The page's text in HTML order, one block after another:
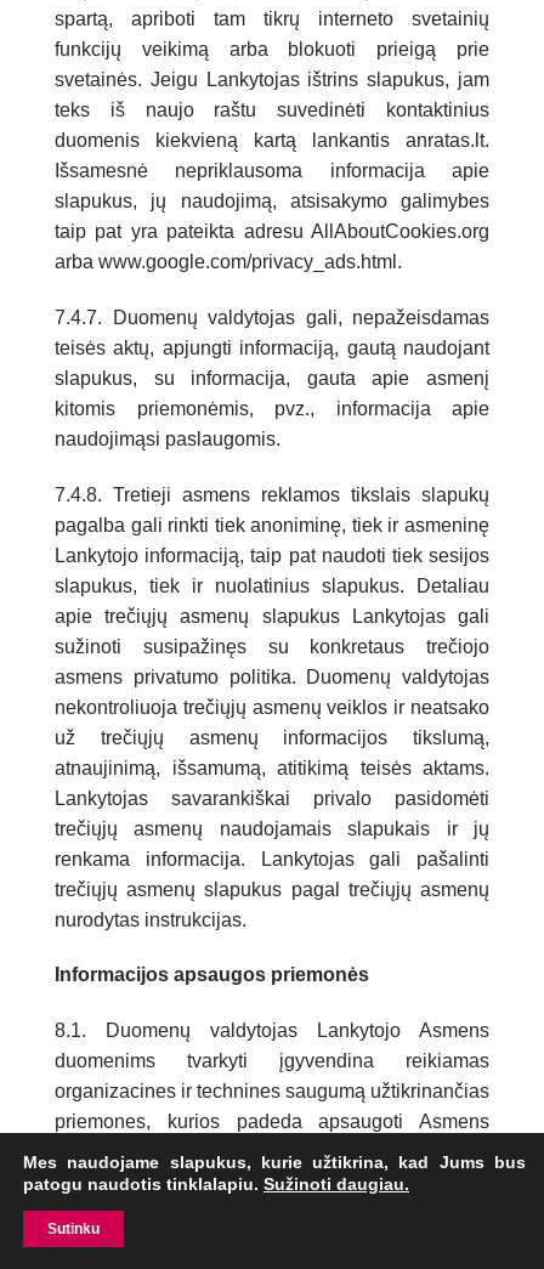
spartą, apriboti tam tikrų interneto svetainių
funkcijų veikimą arba blokuoti prieigą prie
svetainės. Jeigu Lankytojas ištrins slapukus, jam
teks iš naujo raštu suvedinėti kontaktinius
duomenis kiekvieną kartą lankantis anratas.lt.
Išsamesnė nepriklausoma informacija apie
slapukus, jų naudojimą, atsisakymo galimybes
taip pat yra pateikta adresu AllAboutCookies.org
arba www.google.com/privacy_ads.html.
7.4.7. Duomenų valdytojas gali, nepažeisdamas
teisės aktų, apjungti informaciją, gautą naudojant
slapukus, su informacija, gauta apie asmenį
kitomis priemonėmis, pvz., informacija apie
naudojimąsi paslaugomis.
7.4.8. Tretieji asmens reklamos tikslais slapukų
pagalba gali rinkti tiek anoniminę, tiek ir asmeninę
Lankytojo informaciją, taip pat naudoti tiek sesijos
slapukus, tiek ir nuolatinius slapukus. Detaliau
apie trečiųjų asmenų slapukus Lankytojas gali
sužinoti susipažinęs su konkretaus trečiojo
asmens privatumo politika. Duomenų valdytojas
nekontroliuoja trečiųjų asmenų veiklos ir neatsako
už trečiųjų asmenų informacijos tikslumą,
atnaujinimą, išsamumą, atitikimą teisės aktams.
Lankytojas savarankiškai privalo pasidomėti
trečiųjų asmenų naudojamais slapukais ir jų
renkama informacija. Lankytojas gali pašalinti
trečiųjų asmenų slapukus pagal trečiųjų asmenų
nurodytas instrukcijas.
Informacijos apsaugos priemonės
8.1. Duomenų valdytojas Lankytojo Asmens
duomenims tvarkyti įgyvendina reikiamas
organizacines ir technines saugumą užtikrinančias
priemones, kurios padeda apsaugoti Asmens
duomenis nuo atsitiktinio ar neteisėto sunaikinimo,
pakeitimo, atskleidimo, taip pat nuo bet kokio kito
neteisėto tvarkymo. Duomenų valdytojo vykdoma
saugumo užtikrinimo veikla, be kita ko, apima
Mes naudojame slapukus, kurie užtikrina, kad Jums bus
patogu naudotis tinklalapiu. Sužinoti daugiau.
Sutinku